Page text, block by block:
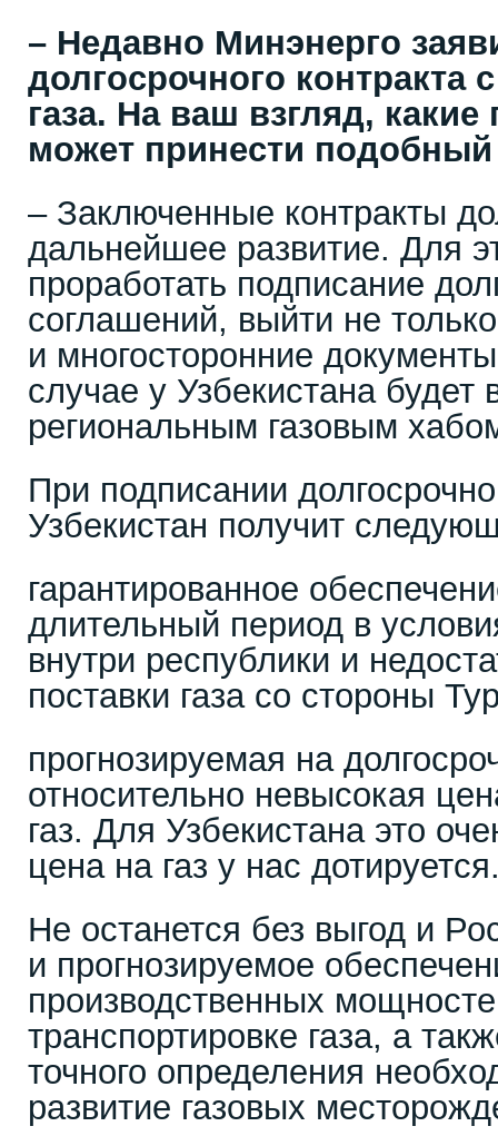
– Недавно Минэнерго
долгосрочного контракта
газа. На ваш взгляд,
может принести
– Заключенные контракты
дальнейшее развитие. Для
проработать подписание
соглашений, выйти не
и многосторонние
случае у Узбекистана будет
региональным газовым
При подписании
Узбекистан получит
гарантированное
длительный период в
внутри республики и
поставки газа со стороны
прогнозируемая на
относительно невысокая
газ. Для Узбекистана это
цена на газ у нас
Не останется без выгод и
и прогнозируемое
производственных
транспортировке газа, а
точного определения
развитие газовых